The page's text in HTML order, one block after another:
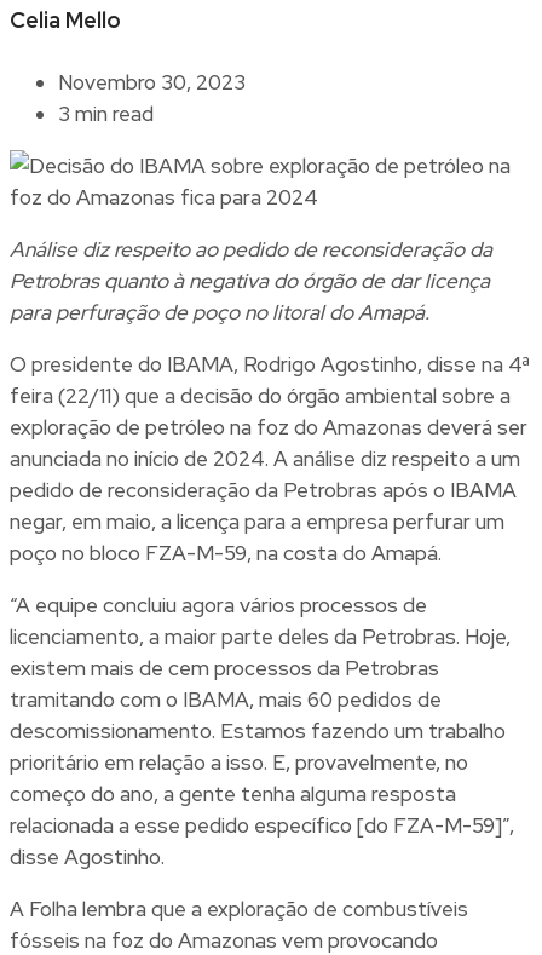
Celia Mello
Novembro 30, 2023
3 min read
Análise diz respeito ao pedido de reconsideração da
Petrobras quanto à negativa do órgão de dar licença
para perfuração de poço no litoral do Amapá.
O presidente do IBAMA, Rodrigo Agostinho, disse na 4ª
feira (22/11) que a decisão do órgão ambiental sobre a
exploração de petróleo na foz do Amazonas deverá ser
anunciada no início de 2024. A análise diz respeito a um
pedido de reconsideração da Petrobras após o IBAMA
negar, em maio, a licença para a empresa perfurar um
poço no bloco FZA-M-59, na costa do Amapá.
“A equipe concluiu agora vários processos de
licenciamento, a maior parte deles da Petrobras. Hoje,
existem mais de cem processos da Petrobras
tramitando com o IBAMA, mais 60 pedidos de
descomissionamento. Estamos fazendo um trabalho
prioritário em relação a isso. E, provavelmente, no
começo do ano, a gente tenha alguma resposta
relacionada a esse pedido específico [do FZA-M-59]”,
disse Agostinho.
A Folha lembra que a exploração de combustíveis
fósseis na foz do Amazonas vem provocando